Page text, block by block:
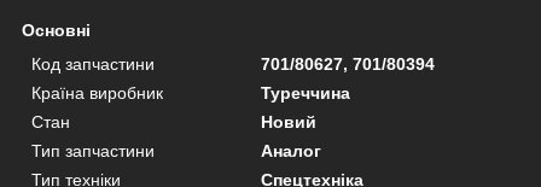
Основні
Код запчастини
701/80627, 701/80394
Країна виробник
Туреччина
Стан
Новий
Тип запчастини
Аналог
Тип техніки
Спецтехніка